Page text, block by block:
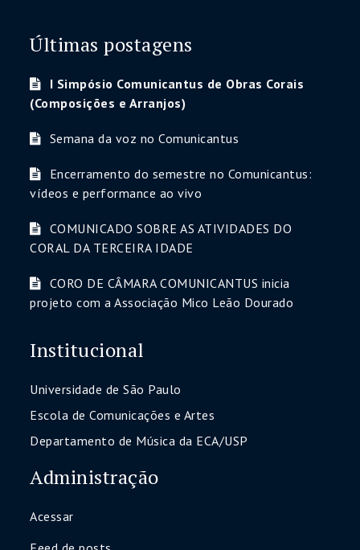
Últimas postagens
I Simpósio Comunicantus de Obras Corais
(Composições e Arranjos)
Semana da voz no Comunicantus
Encerramento do semestre no Comunicantus:
vídeos e performance ao vivo
COMUNICADO SOBRE AS ATIVIDADES DO
CORAL DA TERCEIRA IDADE
CORO DE CÂMARA COMUNICANTUS inicia
projeto com a Associação Mico Leão Dourado
Institucional
Universidade de São Paulo
Escola de Comunicações e Artes
Departamento de Música da ECA/USP
Administração
Acessar